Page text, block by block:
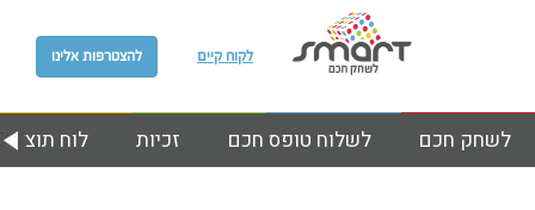
להצטרפות אלינו לקוח קיים
לוח זכיות לשלוח טופס חכם לשחק חכם